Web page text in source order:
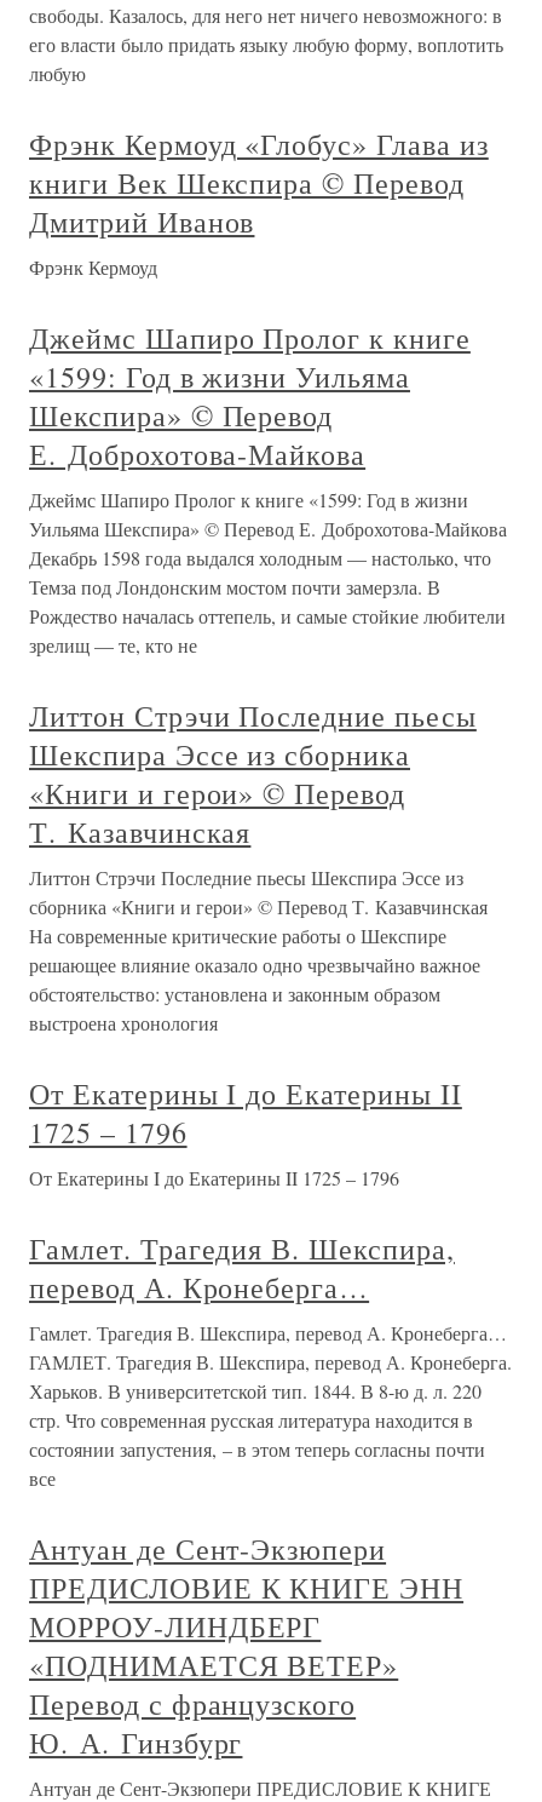
свободы. Казалось, для него нет ничего невозможного: в
его власти было придать языку любую форму, воплотить
любую
Фрэнк Кермоуд «Глобус» Глава из
книги Век Шекспира © Перевод
Дмитрий Иванов
Фрэнк Кермоуд
Джеймс Шапиро Пролог к книге
«1599: Год в жизни Уильяма
Шекспира» © Перевод
Е. Доброхотова-Майкова
Джеймс Шапиро Пролог к книге «1599: Год в жизни
Уильяма Шекспира» © Перевод Е. Доброхотова-Майкова
Декабрь 1598 года выдался холодным — настолько, что
Темза под Лондонским мостом почти замерзла. В
Рождество началась оттепель, и самые стойкие любители
зрелищ — те, кто не
Литтон Стрэчи Последние пьесы
Шекспира Эссе из сборника
«Книги и герои» © Перевод
Т. Казавчинская
Литтон Стрэчи Последние пьесы Шекспира Эссе из
сборника «Книги и герои» © Перевод Т. Казавчинская
На современные критические работы о Шекспире
решающее влияние оказало одно чрезвычайно важное
обстоятельство: установлена и законным образом
выстроена хронология
От Екатерины I до Екатерины II
1725 – 1796
От Екатерины I до Екатерины II 1725 – 1796
Гамлет. Трагедия В. Шекспира,
перевод А. Кронеберга…
Гамлет. Трагедия В. Шекспира, перевод А. Кронеберга…
ГАМЛЕТ. Трагедия В. Шекспира, перевод А. Кронеберга.
Харьков. В университетской тип. 1844. В 8-ю д. л. 220
стр. Что современная русская литература находится в
состоянии запустения, – в этом теперь согласны почти
все
Антуан де Сент-Экзюпери
ПРЕДИСЛОВИЕ К КНИГЕ ЭНН
МОРРОУ-ЛИНДБЕРГ
«ПОДНИМАЕТСЯ ВЕТЕР»
Перевод с французского
Ю. А. Гинзбург
Антуан де Сент-Экзюпери ПРЕДИСЛОВИЕ К КНИГЕ